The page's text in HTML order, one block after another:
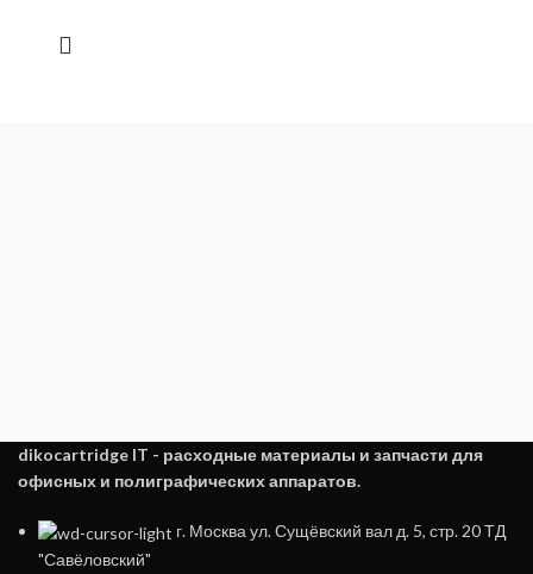
dikocartridge IT - расходные материалы и запчасти для
офисных и полиграфических аппаратов.
г. Москва ул. Сущёвский вал д. 5, стр. 20 ТД
"Савёловский"